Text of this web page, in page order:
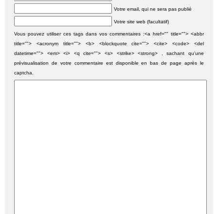
Votre email, qui ne sera pas publié
Votre site web (facultatif)
Vous pouvez utiliser ces tags dans vos commentaires :<a href="" title=""> <abbr
title=""> <acronym title=""> <b> <blockquote cite=""> <cite> <code> <del
datetime=""> <em> <i> <q cite=""> <s> <strike> <strong> , sachant qu'une
prévisualisation de votre commentaire est disponible en bas de page après le
captcha.